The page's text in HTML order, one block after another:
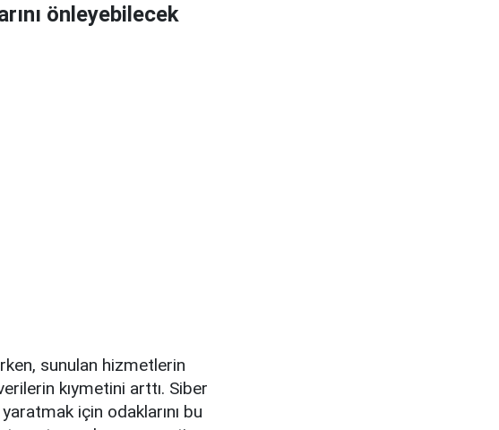
önleyebilecek
sunulan hizmetlerin
kıymetini arttı. Siber
için odaklarını bu